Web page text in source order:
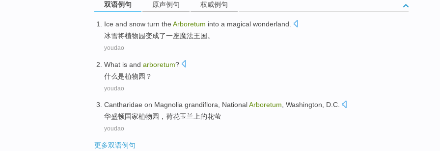
双语例句 原声例句 权威例句
Ice and snow turn the Arboretum into a magical wonderland.
冰雪将植物园变成了一座魔法王国。
youdao
What is and arboretum?
什么是植物园 ？
youdao
Cantharidae on Magnolia grandiflora, NationalArboretum, Washington, D.C.
华盛顿国家植物园 ， 荷花玉兰上的花萤
youdao
更多双语例句